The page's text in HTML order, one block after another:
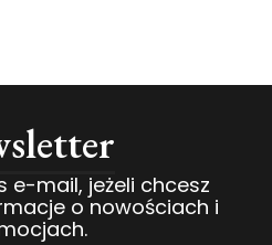
e-mail, jeżeli chcesz
o nowościach i